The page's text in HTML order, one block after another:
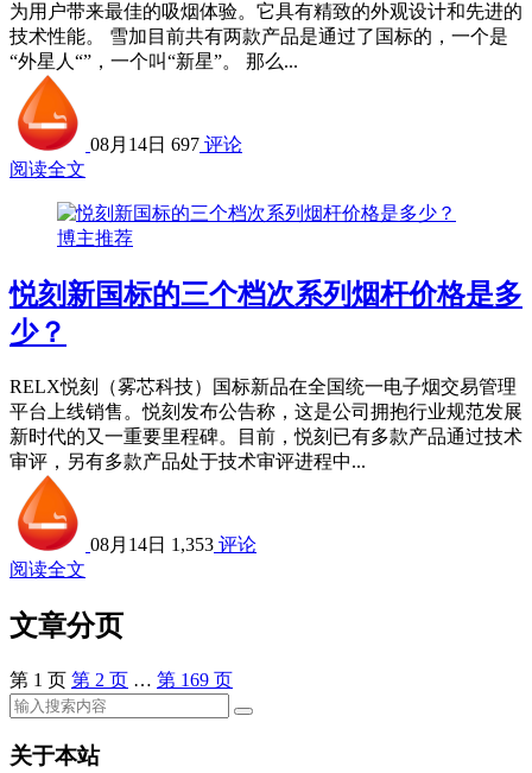
为用户带来最佳的吸烟体验。它具有精致的外观设计和先进的
技术性能。 雪加目前共有两款产品是通过了国标的，一个是
“外星人“”，一个叫“新星”。 那么...
08月14日 697 评论
阅读全文
博主推荐
悦刻新国标的三个档次系列烟杆价格是多
少？
RELX悦刻（雾芯科技）国标新品在全国统一电子烟交易管理
平台上线销售。悦刻发布公告称，这是公司拥抱行业规范发展
新时代的又一重要里程碑。目前，悦刻已有多款产品通过技术
审评，另有多款产品处于技术审评进程中...
08月14日 1,353 评论
阅读全文
文章分页
第 1 页 第 2 页 … 第 169 页
关于本站